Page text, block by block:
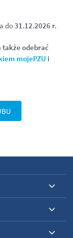
do31.12.2026 r.
także odebrać
mojePZU i